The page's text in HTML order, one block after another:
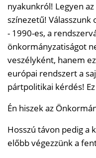
nyakunkról! Legyen
színezetű!
- 1990-es, a
önkormányzatiságot
veszélyként, hanem
európai rendszert a
pártpolitikai kérdés!
Én hiszek az
Hosszú távon pedig a
előbb végezzünk a